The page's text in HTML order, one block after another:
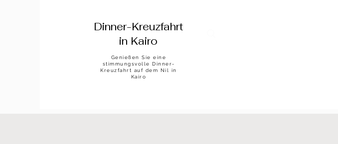
Dinner-Kreuzfahrt
in Kairo
Genießen Sie eine
stimmungsvolle Dinner-
Kreuzfahrt auf dem Nil in
Kairo